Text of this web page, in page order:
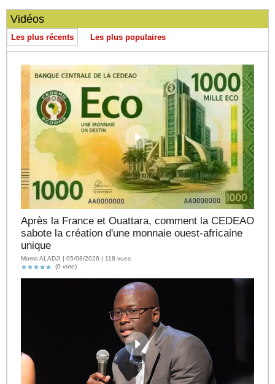
Vidéos
Les plus récents Les plus populaires
Après la France et Ouattara, comment la CEDEAO
sabote la création d'une monnaie ouest-africaine
unique
Momo ALADJI | 05/08/2026 | 118 vues
(0 vote)